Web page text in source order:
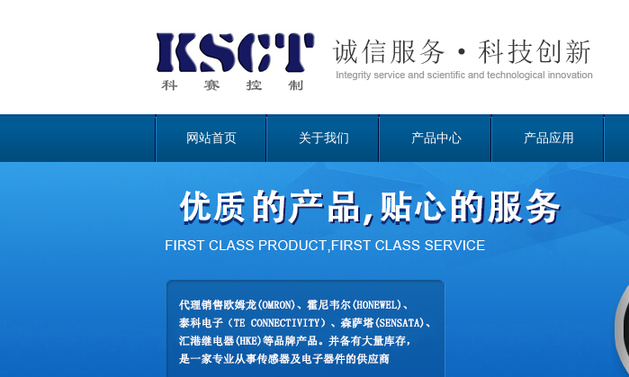
网站首页 关于我们 产品中心 产品应用